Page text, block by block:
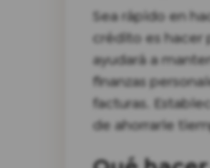
Sea rápido en
crédito es hacer
ayudará a
finanzas
facturas.
de ahorrarle